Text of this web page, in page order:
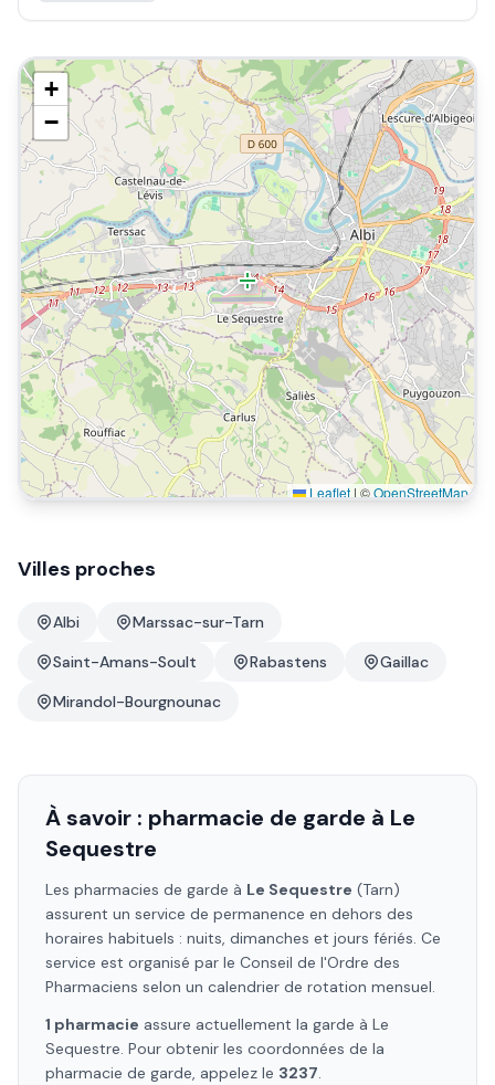
+
−
Leaflet | ©OpenStreetMap
Villes proches
Albi
Marssac-sur-Tarn
Saint-Amans-Soult
Rabastens
Gaillac
Mirandol-Bourgnounac
À savoir : pharmacie de garde à Le
Sequestre
Les pharmacies de garde à Le Sequestre (Tarn)
assurent un service de permanence en dehors des
horaires habituels : nuits, dimanches et jours fériés. Ce
service est organisé par le Conseil de l'Ordre des
Pharmaciens selon un calendrier de rotation mensuel.
1 pharmacie assure actuellement la garde à Le
Sequestre. Pour obtenir les coordonnées de la
pharmacie de garde, appelez le 3237.